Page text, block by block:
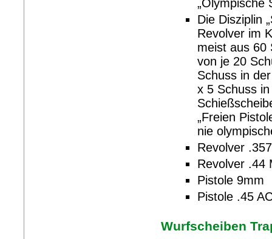
„Olympische
Die Disziplin
Revolver im
meist aus 60
von je 20
Schuss in
x 5 Schuss
„Freien
nie
Revolver
Revolver .44
Pistole 9mm
Pistole .45
Wurfscheiben